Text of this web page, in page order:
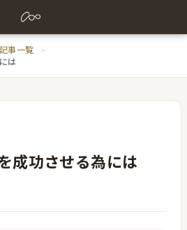
事一覧
は
成功させる為には